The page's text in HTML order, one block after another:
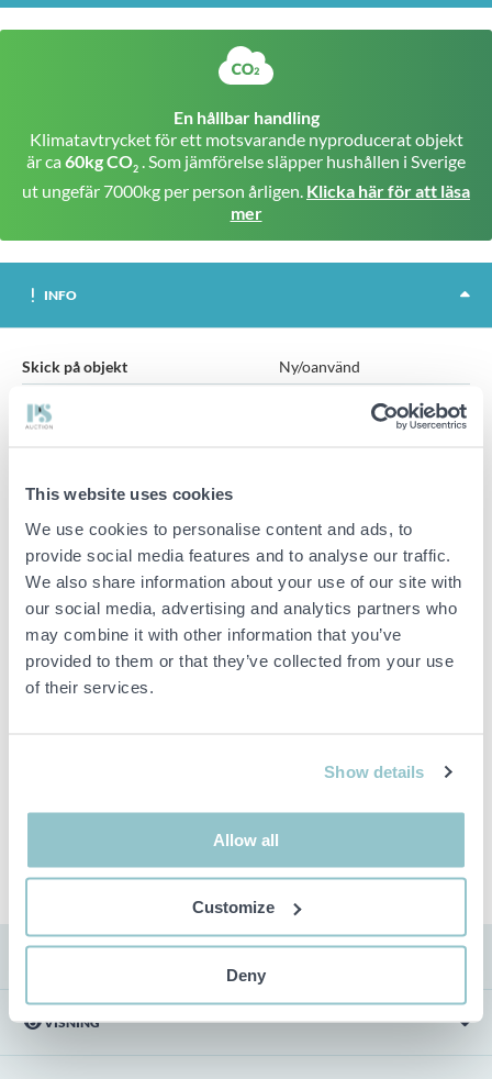
This website uses cookies
We use cookies to personalise content and ads, to
provide social media features and to analyse our traffic.
We also share information about your use of our site with
our social media, advertising and analytics partners who
may combine it with other information that you’ve
provided to them or that they’ve collected from your use
of their services.
Show details
Allow all
Customize
Deny
En hållbar handling
Klimatavtrycket för ett motsvarande nyproducerat objekt
är ca 60kg CO2 . Som jämförelse släpper hushållen i Sverige
ut ungefär 7000kg per person årligen. Klicka här för att läsa
mer
INFO
VISNING
Skick på objekt Ny/oanvänd
Skarvjärn i förzinkat stål för sammanfogning av träkonstruktioner.
2 st skarvjärn 75x19 mm
Monteringsskruvar
Viktig info
Buden är bindande och serviceavgiften debiteras på alla
objekt. Eventuella avvikelser från likvärdiga begagnade varor
i objektsbeskrivningen. Objektsbeskrivningen är framtagen
ingår ej i objektet om detta inte är angett i beskrivningen.